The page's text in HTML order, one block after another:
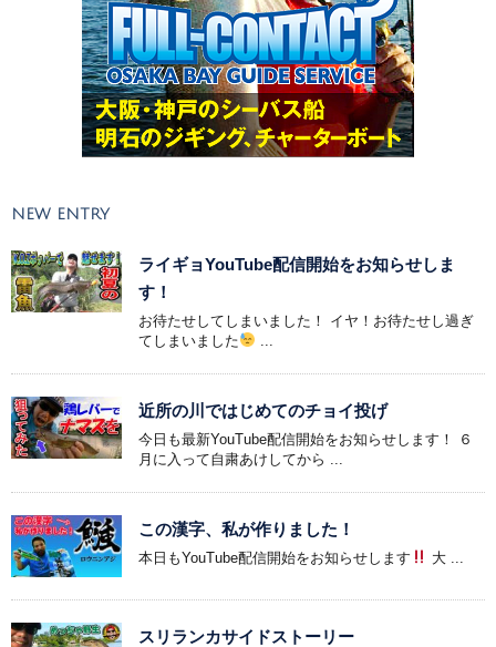
NEW ENTRY
ライギョYouTube配信開始をお知らせしま
す！
お待たせしてしまいました！ イヤ！お待たせし過ぎ
てしまいました
近所の川ではじめてのチョイ投げ
今日も最新YouTube配信開始をお知らせします！ ６
月に入って自粛あけしてから ...
この漢字、私が作りました！
本日もYouTube配信開始をお知らせします 大 ...
スリランカサイドストーリー